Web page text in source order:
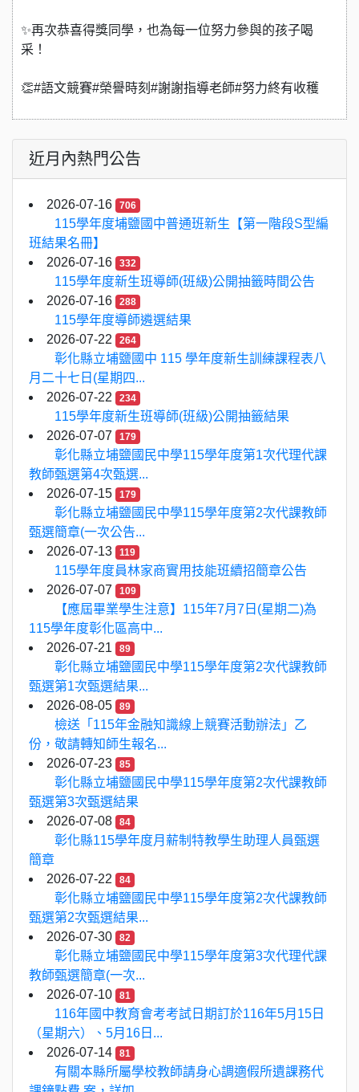
✨再次恭喜得獎同學，也為每一位努力參與的孩子喝
采！
👏#語文競賽#榮譽時刻#謝謝指導老師#努力終有收穫
近月內熱門公告
2026-07-16 706
115學年度埔鹽國中普通班新生【第一階段S型編
班結果名冊】
2026-07-16
332
115學年度新生班導師(班級)公開抽籤時間公告
2026-07-16
288
115學年度導師遴選結果
2026-07-22
264
彰化縣立埔鹽國中 115 學年度新生訓練課程表八
月二十七日(星期四...
2026-07-22
234
115學年度新生班導師(班級)公開抽籤結果
2026-07-07
179
彰化縣立埔鹽國民中學115學年度第1次代理代課
教師甄選第4次甄選...
2026-07-15
179
彰化縣立埔鹽國民中學115學年度第2次代課教師
甄選簡章(一次公告...
2026-07-13
119
115學年度員林家商實用技能班續招簡章公告
2026-07-07
109
【應屆畢業學生注意】115年7月7日(星期二)為
115學年度彰化區高中...
2026-07-21
89
彰化縣立埔鹽國民中學115學年度第2次代課教師
甄選第1次甄選結果...
2026-08-05
89
檢送「115年金融知識線上競賽活動辦法」乙
份，敬請轉知師生報名...
2026-07-23
85
彰化縣立埔鹽國民中學115學年度第2次代課教師
甄選第3次甄選結果
2026-07-08
84
彰化縣115學年度月薪制特教學生助理人員甄選
簡章
2026-07-22
84
彰化縣立埔鹽國民中學115學年度第2次代課教師
甄選第2次甄選結果...
2026-07-30
82
彰化縣立埔鹽國民中學115學年度第3次代理代課
教師甄選簡章(一次...
2026-07-10
81
116年國中教育會考考試日期訂於116年5月15日
（星期六）、5月16日...
2026-07-14
81
有關本縣所屬學校教師請身心調適假所遺課務代